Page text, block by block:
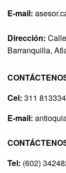
E-mail:
Dirección:
Barranquilla,
Cel: 311
E-mail:
Tel: (602)